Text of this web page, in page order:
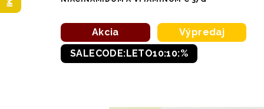
Akcia
Výpredaj
SALECODE:LETO10:10:%